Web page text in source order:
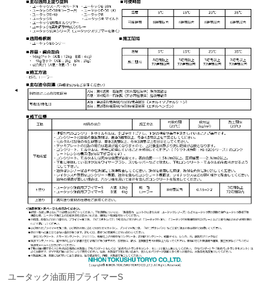
ユータック油面用プライマーS